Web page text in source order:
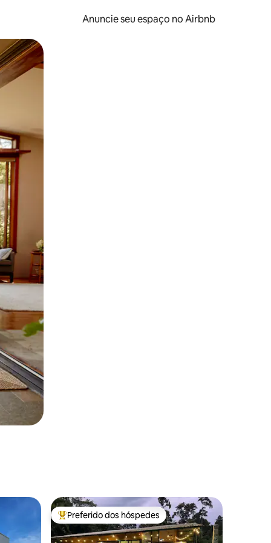
Anuncie seu espaço no Airbnb
o dedo na tela.
hóspedes Entre os melhores preferidos dos hóspedes
Preferido dos hóspedes